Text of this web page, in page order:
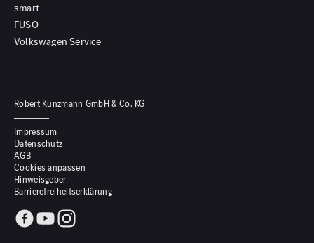
smart
FUSO
Volkswagen Service
Robert Kunzmann GmbH & Co. KG
Impressum
Datenschutz
AGB
Cookies anpassen
Hinweisgeber
Barrierefreiheitserklärung